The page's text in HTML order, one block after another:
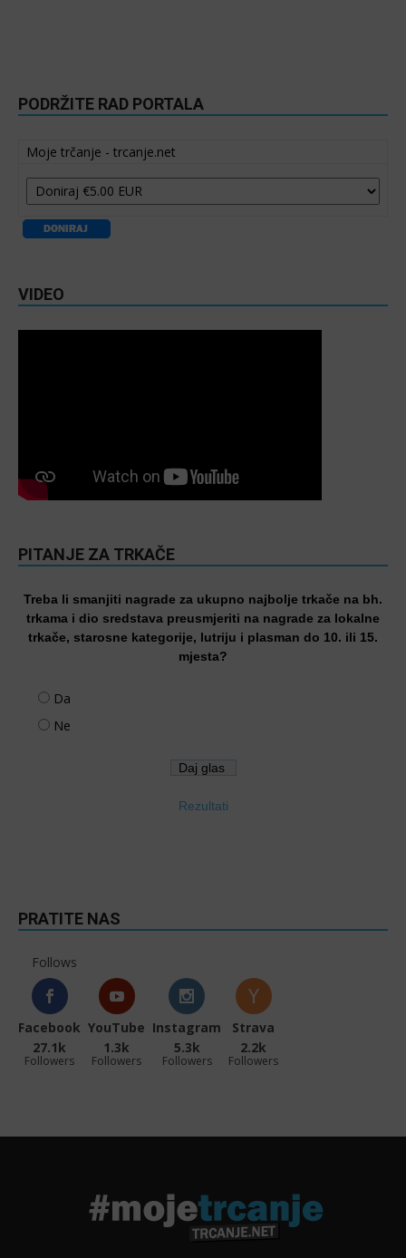
PODRŽITE RAD PORTALA
Moje trčanje - trcanje.net
VIDEO
PITANJE ZA TRKAČE
Treba li smanjiti nagrade za ukupno najbolje trkače na bh.
trkama i dio sredstava preusmjeriti na nagrade za lokalne
trkače, starosne kategorije, lutriju i plasman do 10. ili 15.
mjesta?
Da
Ne
Rezultati
PRATITE NAS
Follows
Facebook
27.1k
Followers
YouTube
1.3k
Followers
Instagram
5.3k
Followers
Strava
2.2k
Followers